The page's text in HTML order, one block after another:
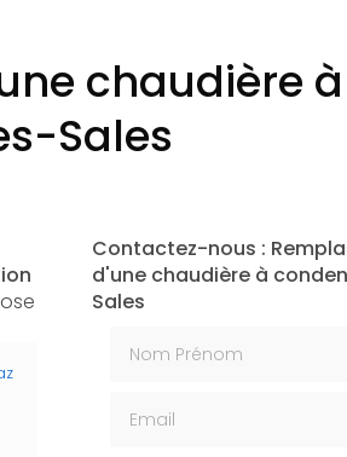
chaudière à
Sales
Contactez-nous :
d'une chaudière à
Sales